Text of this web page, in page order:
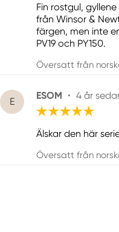
Fin rostgul,
från Winsor &
färgen, men inte
PV19 och PY150.
Översatt från
E
ESOM • 4 år
Älskar den här
Översatt från